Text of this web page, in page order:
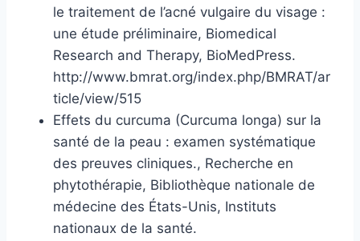
le traitement de l’acné vulgaire du visage :
une étude préliminaire, Biomedical
Research and Therapy, BioMedPress.
http://www.bmrat.org/index.php/BMRAT/ar
ticle/view/515
Effets du curcuma (Curcuma longa) sur la
santé de la peau : examen systématique
des preuves cliniques., Recherche en
phytothérapie, Bibliothèque nationale de
médecine des États-Unis, Instituts
nationaux de la santé.